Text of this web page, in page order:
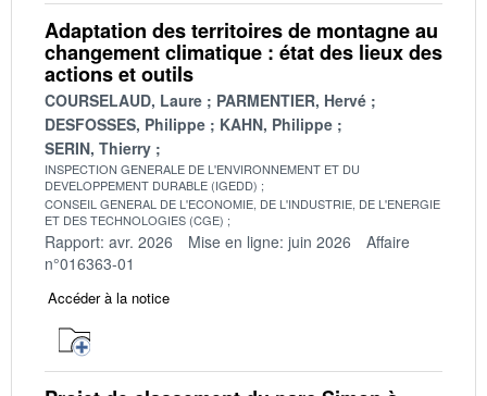
Adaptation des territoires de montagne au
changement climatique : état des lieux des
actions et outils
COURSELAUD, Laure
PARMENTIER, Hervé
DESFOSSES, Philippe
KAHN, Philippe
SERIN, Thierry
INSPECTION GENERALE DE L'ENVIRONNEMENT ET DU
DEVELOPPEMENT DURABLE (IGEDD)
CONSEIL GENERAL DE L'ECONOMIE, DE L'INDUSTRIE, DE L'ENERGIE
ET DES TECHNOLOGIES (CGE)
Rapport: avr. 2026 Mise en ligne: juin 2026
Affaire
n°016363-01
Accéder à la notice